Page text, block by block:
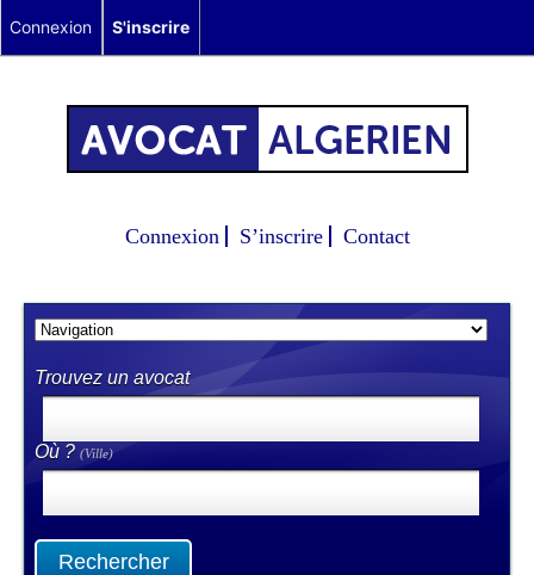
Connexion S’inscrire Contact
Trouvez un avocat
Où ? (Ville)
Rechercher
Connexion S'inscrire